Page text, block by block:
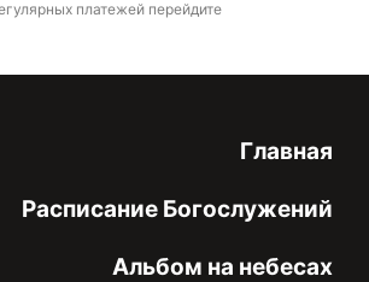
платежей перейдите
Главная
Расписание Богослужений
Альбом на небесах